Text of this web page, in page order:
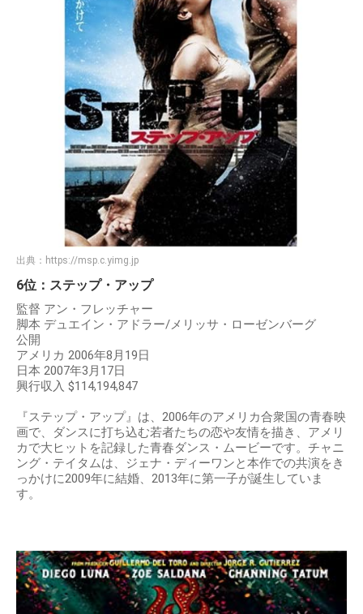
出典： https://msp.c.yimg.jp
6位：ステップ・アップ
監督 アン・フレッチャー
脚本 デュエイン・アドラー/メリッサ・ローゼンバーグ
公開
アメリカ 2006年8月19日
日本 2007年3月17日
興行収入 $114,194,847
『ステップ・アップ』は、2006年のアメリカ合衆国の青春映
画で、ダンスに打ち込む若者たちの恋や友情を描き、アメリ
カで大ヒットを記録した青春ダンス・ムービーです。チャニ
ング・テイタムは、ジェナ・ディーワンと本作での共演をき
っかけに2009年に結婚、2013年に第一子が誕生していま
す。